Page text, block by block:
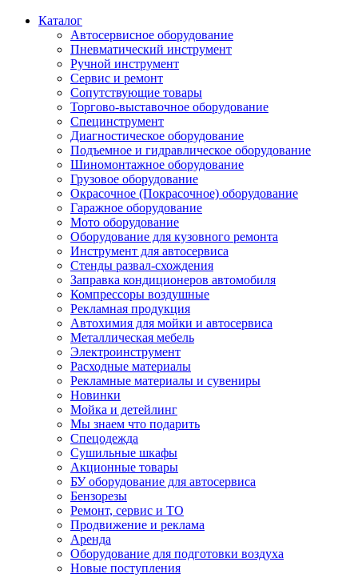
Каталог
Автосервисное оборудование
Пневматический инструмент
Ручной инструмент
Сервис и ремонт
Сопутствующие товары
Торгово-выставочное оборудование
Специнструмент
Диагностическое оборудование
Подъемное и гидравлическое оборудование
Шиномонтажное оборудование
Грузовое оборудование
Окрасочное (Покрасочное) оборудование
Гаражное оборудование
Мото оборудование
Оборудование для кузовного ремонта
Инструмент для автосервиса
Стенды развал-схождения
Заправка кондиционеров автомобиля
Компрессоры воздушные
Рекламная продукция
Автохимия для мойки и автосервиса
Металлическая мебель
Электроинструмент
Расходные материалы
Рекламные материалы и сувениры
Новинки
Мойка и детейлинг
Мы знаем что подарить
Спецодежда
Сушильные шкафы
Акционные товары
БУ оборудование для автосервиса
Бензорезы
Ремонт, сервис и ТО
Продвижение и реклама
Аренда
Оборудование для подготовки воздуха
Новые поступления